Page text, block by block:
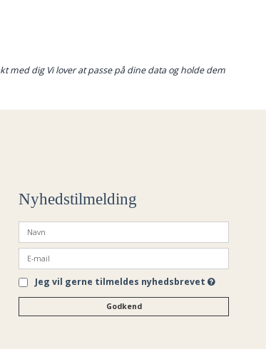
med dig Vi lover at passe på dine data og holde dem
Nyhedstilmelding
Jeg vil gerne tilmeldes nyhedsbrevet
Godkend